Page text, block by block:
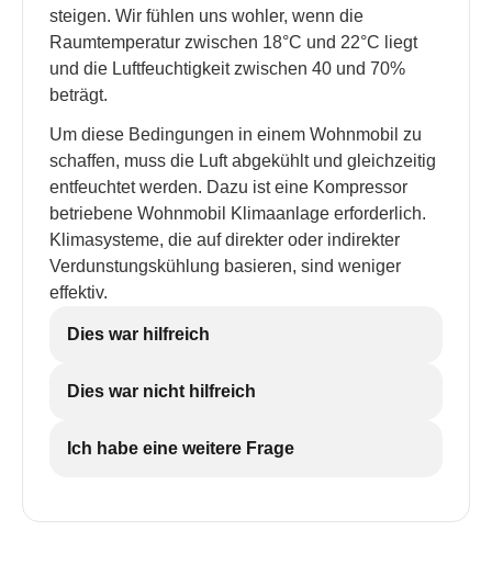
steigen. Wir fühlen uns wohler, wenn die
Raumtemperatur zwischen 18°C und 22°C liegt
und die Luftfeuchtigkeit zwischen 40 und 70%
beträgt.
Um diese Bedingungen in einem Wohnmobil zu
schaffen, muss die Luft abgekühlt und gleichzeitig
entfeuchtet werden. Dazu ist eine Kompressor
betriebene Wohnmobil Klimaanlage erforderlich.
Klimasysteme, die auf direkter oder indirekter
Verdunstungskühlung basieren, sind weniger
effektiv.
Dies war hilfreich
Dies war nicht hilfreich
Ich habe eine weitere Frage